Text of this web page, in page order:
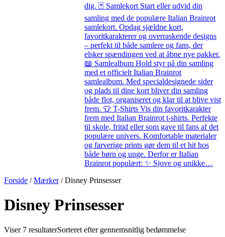
dig. 🃏 Samlekort Start eller udvid din
samling med de populære Italian Brainrot
samlekort. Opdag sjældne kort,
favoritkarakterer og overraskende designs
– perfekt til både samlere og fans, der
elsker spændingen ved at åbne nye pakker.
📖 Samlealbum Hold styr på din samling
med et officielt Italian Brainrot
samlealbum. Med specialdesignede sider
og plads til dine kort bliver din samling
både flot, organiseret og klar til at blive vist
frem. 👕 T-Shirts Vis din favoritkarakter
frem med Italian Brainrot t-shirts. Perfekte
til skole, fritid eller som gave til fans af det
populære univers. Komfortable materialer
og farverige prints gør dem til et hit hos
både børn og unge. Derfor er Italian
Brainrot populært: ✨ Sjove og unikke…
Forside /Mærker/ Disney Prinsesser
Disney Prinsesser
Viser 7 resultaterSorteret efter gennemsnitlig bedømmelse